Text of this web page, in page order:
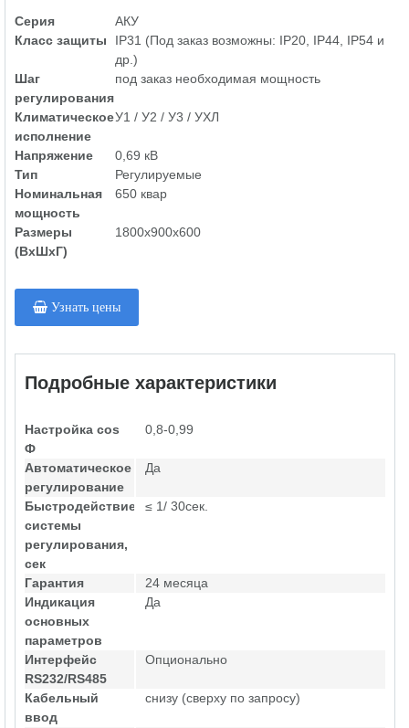
Серия
АКУ
Класс защиты
IP31 (Под заказ возможны: IP20, IP44, IP54 и
др.)
Шаг
регулирования
под заказ необходимая мощность
Климатическое
исполнение
У1 / У2 / У3 / УХЛ
Напряжение
0,69 кВ
Тип
Регулируемые
Номинальная
мощность
650 квар
Размеры
(ВхШхГ)
1800х900х600
Узнать цены
Подробные характеристики
Настройка cos
Ф
0,8-0,99
Автоматическое
регулирование
Да
Быстродействие
системы
регулирования,
сек
≤ 1/ 30сек.
Гарантия
24 месяца
Индикация
основных
параметров
Да
Интерфейс
RS232/RS485
Опционально
Кабельный
ввод
снизу (сверху по запросу)